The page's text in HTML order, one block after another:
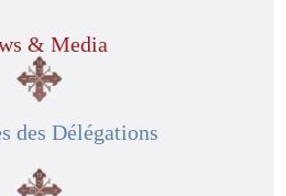
& Media
des Délégations